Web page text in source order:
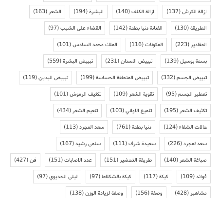
ازالة الكرش(137) ازالة الكلف(140) البشرة(194) الشعر(163)
الطريقة(130) الفنانة دنيا بطمة(142) القضاء على الشيب(97)
المقادير(223) المكونات(116) الملك محمد السادس(101)
بسمة بوسيل(139) تبييض الاسنان(231) تبييض البشرة(559)
تبييض الجسم(332) تبييض المنطقة الحساسة(199) تبييض اليدين(119)
تعطير الجسم(95) تقوية الشعر(109) تكثيف الرموش(101)
تكثيف الشعر(195) تلميع الاواني(103) تنعيم الشعر(434)
حالات الشفاء(124) دنيا بطمة(761) سعد المجرد(113)
سعد لمجرد(226) سعيدة شرف(111) سلمى رشيد(167)
صباغة الشعر(140) طريقة التحضير(151) عدد الاصابات(151) فن(427)
فوائد(109) كيكة(117) كيكة بالشكلاط(97) ليلى الحديوي(97)
مشاهير(428) وصفة(156) وصفة لزيادة الوزن(138)